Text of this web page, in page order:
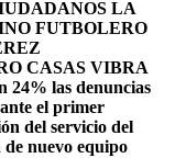
LA
FUTBOLERO
CASAS VIBRA
24% las denuncias
el primer
del servicio del
nuevo equipo